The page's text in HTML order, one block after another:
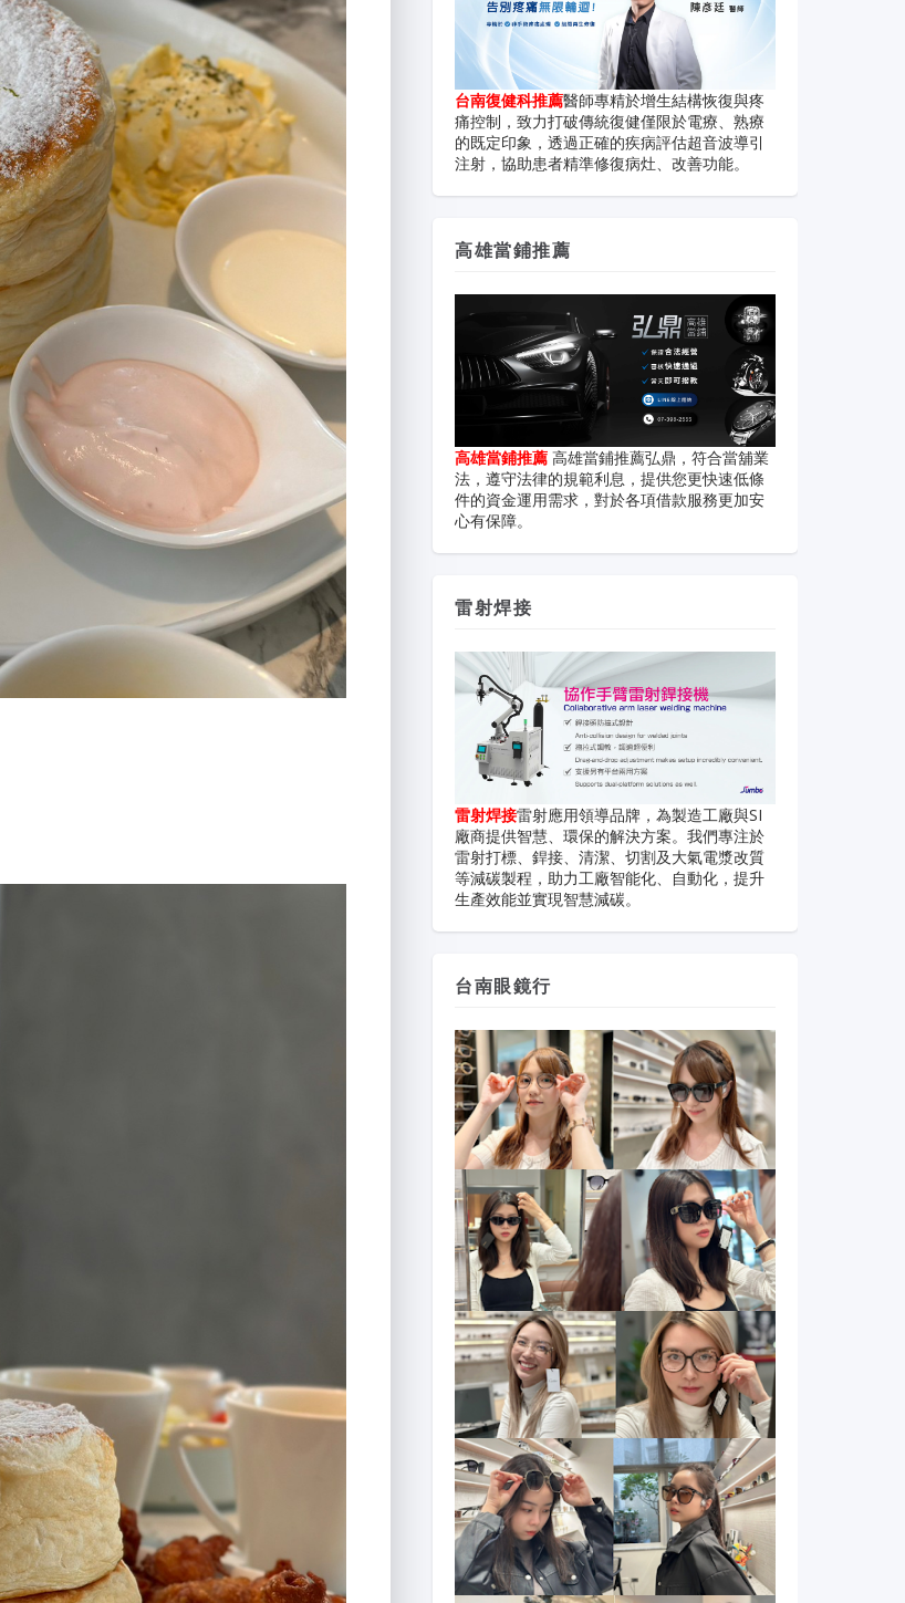
台南復健科推薦醫師專精於增生結構恢復與疼
痛控制，致力打破傳統復健僅限於電療、熟療
的既定印象，透過正確的疾病評估超音波導引
注射，協助患者精準修復病灶、改善功能。
高雄當鋪推薦
高雄當鋪推薦 高雄當鋪推薦弘鼎，符合當舖業
法，遵守法律的規範利息，提供您更快速低條
件的資金運用需求，對於各項借款服務更加安
心有保障。
雷射焊接
雷射焊接雷射應用領導品牌，為製造工廠與SI
廠商提供智慧、環保的解決方案。我們專注於
雷射打標、銲接、清潔、切割及大氣電漿改質
等減碳製程，助力工廠智能化、自動化，提升
生產效能並實現智慧減碳。
台南眼鏡行